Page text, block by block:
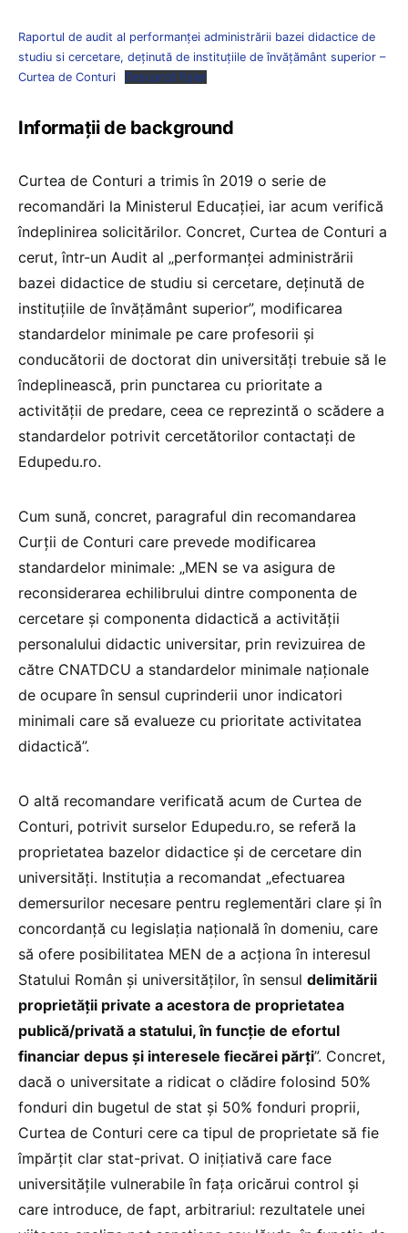
Raportul de audit al performanței administrării bazei didactice de
studiu si cercetare, deținută de instituţiile de învăţământ superior –
Curtea de Conturi
Descarcă fișier
Informații de background
Curtea de Conturi a trimis în 2019 o serie de
recomandări la Ministerul Educației, iar acum verifică
îndeplinirea solicitărilor. Concret, Curtea de Conturi a
cerut, într-un Audit al „performanței administrării
bazei didactice de studiu si cercetare, deținută de
instituțiile de învățământ superior”, modificarea
standardelor minimale pe care profesorii și
conducătorii de doctorat din universități trebuie să le
îndeplinească, prin punctarea cu prioritate a
activității de predare, ceea ce reprezintă o scădere a
standardelor potrivit cercetătorilor contactați de
Edupedu.ro.
Cum sună, concret, paragraful din recomandarea
Curții de Conturi care prevede modificarea
standardelor minimale: „MEN se va asigura de
reconsiderarea echilibrului dintre componenta de
cercetare și componenta didactică a activității
personalului didactic universitar, prin revizuirea de
către CNATDCU a standardelor minimale naționale
de ocupare în sensul cuprinderii unor indicatori
minimali care să evalueze cu prioritate activitatea
didactică”.
O altă recomandare verificată acum de Curtea de
Conturi, potrivit surselor Edupedu.ro, se referă la
proprietatea bazelor didactice și de cercetare din
universități. Instituția a recomandat „efectuarea
demersurilor necesare pentru reglementări clare și în
concordanță cu legislația națională în domeniu, care
să ofere posibilitatea MEN de a acționa în interesul
Statului Român și universităților, în sensul delimitării
proprietății private a acestora de proprietatea
publică/privată a statului, în funcție de efortul
financiar depus și interesele fiecărei părți”. Concret,
dacă o universitate a ridicat o clădire folosind 50%
fonduri din bugetul de stat și 50% fonduri proprii,
Curtea de Conturi cere ca tipul de proprietate să fie
împărțit clar stat-privat. O inițiativă care face
universitățile vulnerabile în fața oricărui control și
care introduce, de fapt, arbitrariul: rezultatele unei